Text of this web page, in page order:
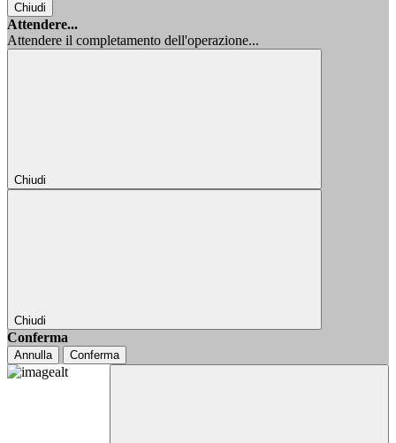
Chiudi
Attendere...
Attendere il completamento dell'operazione...
Chiudi
Chiudi
Conferma
Annulla Conferma